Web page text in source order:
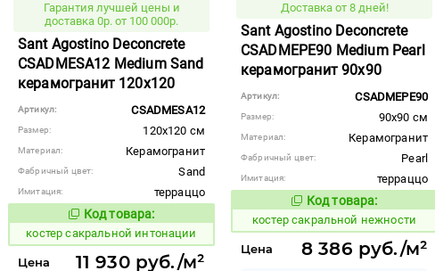
Гарантия лучшей цены и
доставка 0р. от 100 000р.
Sant Agostino Deconcrete
CSADMESA12 Medium Sand
керамогранит 120x120
Артикул: CSADMESA12
Размер: 120x120 см
Материал: Керамогранит
Фабричный цвет: Sand
Имитация:
терраццо
Код товара:
806908 Код товара:
костер сакральной интонации
Цена 11 930 руб./м²
Доставка от 8 дней!
Sant Agostino Deconcrete
CSADMEPE90 Medium Pearl
керамогранит 90x90
Артикул: CSADMEPE90
Размер: 90x90 см
Материал: Керамогранит
Фабричный цвет: Pearl
Имитация:
терраццо
Код товара:
806933 Код товара:
костер сакральной нежности
Цена 8 386 руб./м²